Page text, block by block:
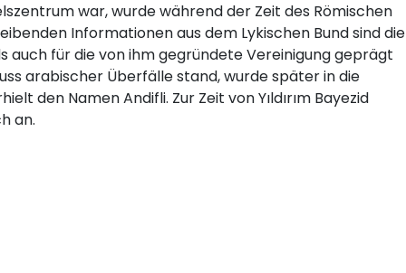
war, wurde während der Zeit des Römischen
Informationen aus dem Lykischen Bund sind die
auch für die von ihm gegründete Vereinigung geprägt
arabischer Überfälle stand, wurde später in die
den Namen Andifli. Zur Zeit von Yıldırım Bayezid
an.